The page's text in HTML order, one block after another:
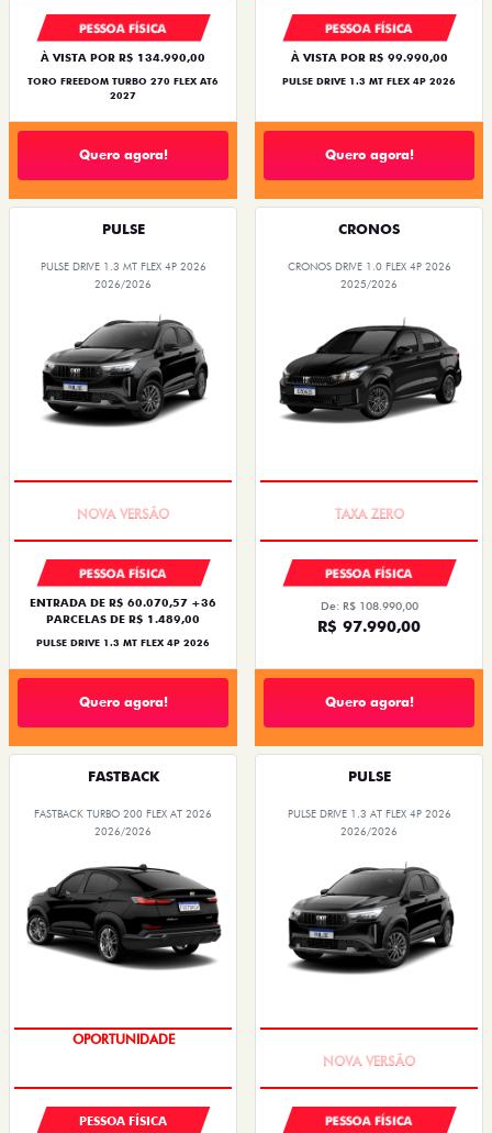
PESSOA FÍSICA
À VISTA POR R$ 134.990,00
TORO FREEDOM TURBO 270 FLEX AT6
2027
Quero agora!
PESSOA FÍSICA
À VISTA POR R$ 99.990,00
PULSE DRIVE 1.3 MT FLEX 4P 2026
Quero agora!
PULSE
PULSE DRIVE 1.3 MT FLEX 4P 2026
2026/2026
PESSOA FÍSICA
ENTRADA DE R$ 60.070,57 +36
PARCELAS DE R$ 1.489,00
PULSE DRIVE 1.3 MT FLEX 4P 2026
Quero agora!
CRONOS
CRONOS DRIVE 1.0 FLEX 4P 2026
2025/2026
PESSOA FÍSICA
De: R$ 108.990,00
R$ 97.990,00
Quero agora!
FASTBACK
FASTBACK TURBO 200 FLEX AT 2026
2026/2026
OPORTUNIDADE
PESSOA FÍSICA
PULSE
PULSE DRIVE 1.3 AT FLEX 4P 2026
2026/2026
PESSOA FÍSICA